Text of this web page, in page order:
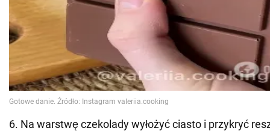
6. Na warstwę czekolady wyłożyć ciasto i przykryć